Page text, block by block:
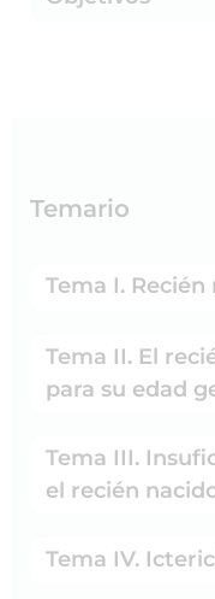
Temario
Tema I.
Tema II. El
para su edad
Tema III.
el recién
Tema IV.